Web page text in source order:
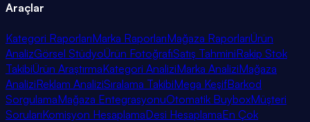
Araçlar
Kategori RaporlarıMarka RaporlarıMağaza RaporlarıÜrün
AnalizGörsel StüdyoÜrün FotoğrafıSatış TahminiRakip Stok
TakibiÜrün AraştırmaKategori AnaliziMarka AnaliziMağaza
AnaliziReklam AnaliziSıralama TakibiMega KeşifBarkod
SorgulamaMağaza EntegrasyonuOtomatik BuyboxMüşteri
SorularıKomisyon HesaplamaDesi HesaplamaEn Çok